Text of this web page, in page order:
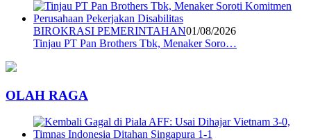
BIROKRASI PEMERINTAHAN01/08/2026
Tinjau PT Pan Brothers Tbk, Menaker Soro…
OLAH RAGA